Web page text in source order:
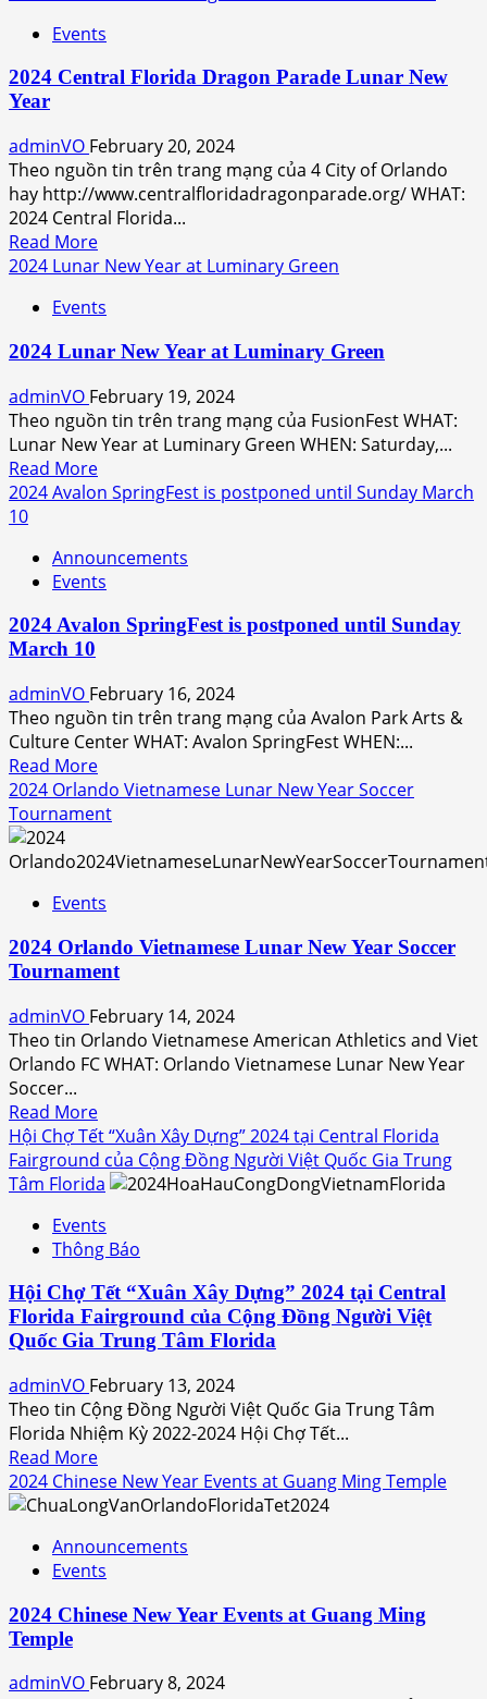
Eola
Các
Hoạt
sự
kiện
của
Grande
Lakes
Orlando
cho
du
trong
xuân
2024
Events
2024 Central Florida Dragon Parade Lunar New
Year
adminVO February 20, 2024
Theo nguồn tin trên trang mạng của 4 City of Orlando
hay http://www.centralfloridadragonparade.org/ WHAT:
2024 Central Florida...
Read MoreRead
more
2024
Florida
Dragon
Parade
Lunar
New
Year
2024 Lunar New Year at Luminary Green
Events
2024 Lunar New Year at Luminary Green
adminVO February 19, 2024
Theo nguồn tin trên trang mạng của FusionFest WHAT:
Lunar New Year at Luminary Green WHEN: Saturday,...
Read MoreRead
more
Lunar
New
at
Green
2024 Avalon SpringFest is postponed until Sunday March
10
Announcements
Events
2024 Avalon SpringFest is postponed until Sunday
March 10
adminVO February 16, 2024
Theo nguồn tin trên trang mạng của Avalon Park Arts &
Culture Center WHAT: Avalon SpringFest WHEN:...
Read MoreRead
more
about
Avalon
is
until
Sunday
March
10
2024 Orlando Vietnamese Lunar New Year Soccer
Tournament
Events
2024 Orlando Vietnamese Lunar New Year Soccer
Tournament
adminVO February 14, 2024
Theo tin Orlando Vietnamese American Athletics and Viet
Orlando FC WHAT: Orlando Vietnamese Lunar New Year
Soccer...
Read MoreRead
more
about
2024
Vietnamese
Lunar
Year
Soccer
Tournament
Hội Chợ Tết “Xuân Xây Dựng” 2024 tại Central Florida
Fairground của Cộng Đồng Người Việt Quốc Gia Trung
Tâm Florida
Events
Thông Báo
Hội Chợ Tết “Xuân Xây Dựng” 2024 tại Central
Florida Fairground của Cộng Đồng Người Việt
Quốc Gia Trung Tâm Florida
adminVO February 13, 2024
Theo tin Cộng Đồng Người Việt Quốc Gia Trung Tâm
Florida Nhiệm Kỳ 2022-2024 Hội Chợ Tết...
Read MoreRead
more
about
Chợ
Tết
Xây
2024
2024 Chinese New Year Events at Guang Ming Temple
Announcements
Events
2024 Chinese New Year Events at Guang Ming
Temple
adminVO February 8, 2024